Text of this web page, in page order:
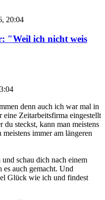
20:04
"Weil ich nicht weis
denn auch ich war mal in
eine Zeitarbeitsfirma eingestellt
steckst, kann man meistens
immer am längeren
und schau dich nach einem
es auch gemacht. Und
Glück wie ich und findest